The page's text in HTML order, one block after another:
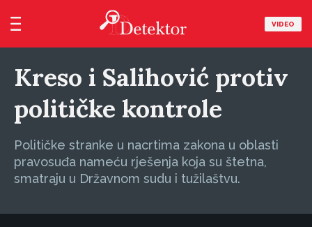
VIDEO
Kreso i Salihović protiv
političke kontrole
Političke stranke u nacrtima zakona u oblasti
pravosuđa nameću rješenja koja su štetna,
smatraju u Državnom sudu i tužilaštvu.